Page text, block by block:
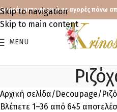
Skip to navigation
Skip to main content
Δωρεάν μεταφορικά με αγορές πάνω
MENU
Αρχική σελίδα Decoupage
Βλέπετε 1–36 από 645